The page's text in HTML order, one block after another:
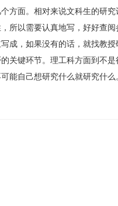
方面。相对来说文科生的研
所以需要认真地写，好好查
成，如果没有的话，就找教
关键环节。理工科方面到不
能自己想研究什么就研究什